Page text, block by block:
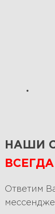
НАШИ
Ответим